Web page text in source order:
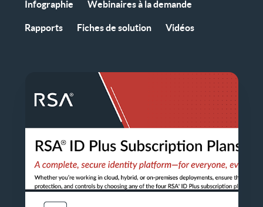
Infographie Webinaires à la demande
Rapports Fiches de solution Vidéos